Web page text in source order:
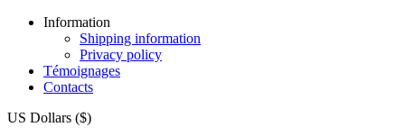
Information
Shipping information
Privacy policy
Témoignages
Contacts
US Dollars ($)